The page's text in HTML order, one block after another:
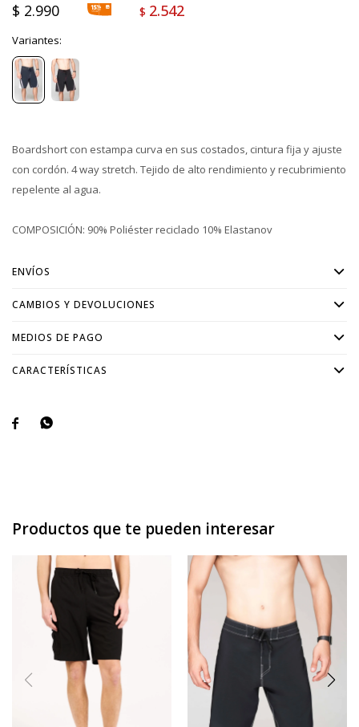
$ 2.990 $ 2.542
Variantes:
Boardshort con estampa curva en sus costados, cintura fija y ajuste
con cordón. 4 way stretch. Tejido de alto rendimiento y recubrimiento
repelente al agua.
COMPOSICIÓN: 90% Poliéster reciclado 10% Elastanov
ENVÍOS
CAMBIOS Y DEVOLUCIONES
MEDIOS DE PAGO
CARACTERÍSTICAS
 
Productos que te pueden interesar